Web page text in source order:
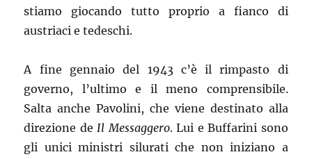
stiamo giocando tutto proprio a fianco di
austriaci e tedeschi.
A fine gennaio del 1943 c’è il rimpasto di
governo, l’ultimo e il meno comprensibile.
Salta anche Pavolini, che viene destinato alla
direzione de Il Messaggero. Lui e Buffarini sono
gli unici ministri silurati che non iniziano a